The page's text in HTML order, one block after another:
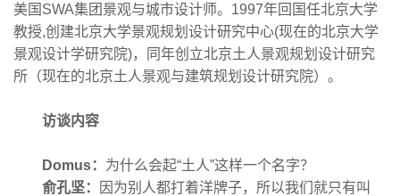
美国SWA集团景观与城市设计师。1997年回国任北京大学
教授,创建北京大学景观规划设计研究中心(现在的北京大学
景观设计学研究院)，同年创立北京土人景观规划设计研究
所（现在的北京土人景观与建筑规划设计研究院）。
访谈内容
Domus： 为什么会起“土人”这样一个名字？
俞孔坚：
因为别人都打着洋牌子，所以我们就只有叫